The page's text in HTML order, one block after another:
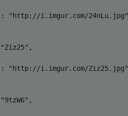
:
"http://i.imgur.com/24nLu.jpg"
"Ziz25" ,
:
"http://i.imgur.com/Ziz25.jpg"
"9tzW6" ,